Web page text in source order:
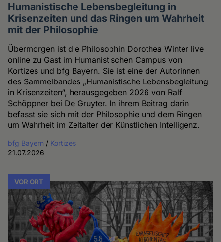
Humanistische Lebensbegleitung in
Krisenzeiten und das Ringen um Wahrheit
mit der Philosophie
Übermorgen ist die Philosophin Dorothea Winter live
online zu Gast im Humanistischen Campus von
Kortizes und bfg Bayern. Sie ist eine der Autorinnen
des Sammelbandes „Humanistische Lebensbegleitung
in Krisenzeiten“, herausgegeben 2026 von Ralf
Schöppner bei De Gruyter. In ihrem Beitrag darin
befasst sie sich mit der Philosophie und dem Ringen
um Wahrheit im Zeitalter der Künstlichen Intelligenz.
bfg Bayern / Kortizes
21.07.2026
VOR ORT